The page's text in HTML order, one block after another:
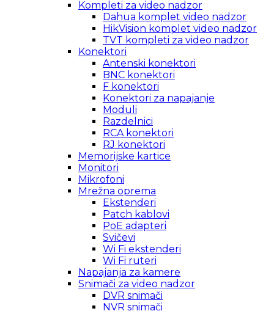
Kompleti za video nadzor
Dahua komplet video nadzor
HikVision komplet video nadzor
TVT kompleti za video nadzor
Konektori
Antenski konektori
BNC konektori
F konektori
Konektori za napajanje
Moduli
Razdelnici
RCA konektori
RJ konektori
Memorijske kartice
Monitori
Mikrofoni
Mrežna oprema
Ekstenderi
Patch kablovi
PoE adapteri
Svičevi
Wi Fi ekstenderi
Wi Fi ruteri
Napajanja za kamere
Snimači za video nadzor
DVR snimači
NVR snimači